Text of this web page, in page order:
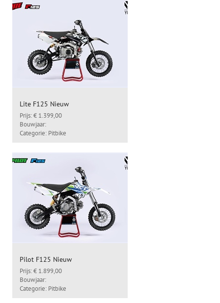
Lite F125 Nieuw
Prijs: € 1.399,00
Bouwjaar:
Categorie: Pitbike
Pilot F125 Nieuw
Prijs: € 1.899,00
Bouwjaar:
Categorie: Pitbike